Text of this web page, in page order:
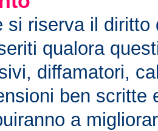
si riserva il diritto
qualora
diffamatori,
ben scritte
a